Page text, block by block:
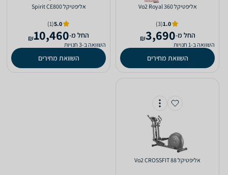
אליפטיקל Vo2 Royal 360
1.0
(3)
‫החל מ-3,690
₪
השוואה ב-1 חנויות
השוואת מחירים
אליפטיקל Spirit CE800
5.0
(1)
‫החל מ-10,460
₪
השוואה ב-3 חנויות
השוואת מחירים
אליפטיקל Vo2 CROSSFIT 88